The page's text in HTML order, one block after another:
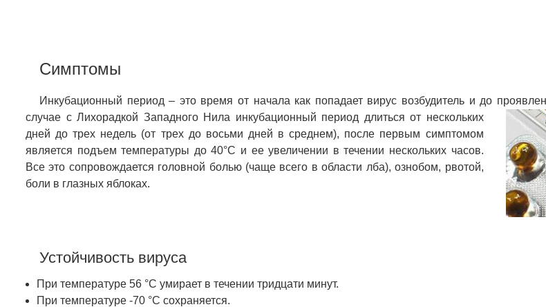
Симптомы
Инкубационный период – это время от начала как попадает вирус возбудитель и до
случае с Лихорадкой Западного Нила инкубационный период длиться от нескольких
дней до трех недель (от трех до восьми дней в среднем), после первым симптомом
является подъем температуры до 40°С и ее увеличении в течении нескольких часов.
Все это сопровождается головной болью (чаще всего в области лба), ознобом, рвотой,
боли в глазных яблоках.
Устойчивость вируса
При температуре 56 °C умирает в течении тридцати минут.
При температуре -70 °C сохраняется.